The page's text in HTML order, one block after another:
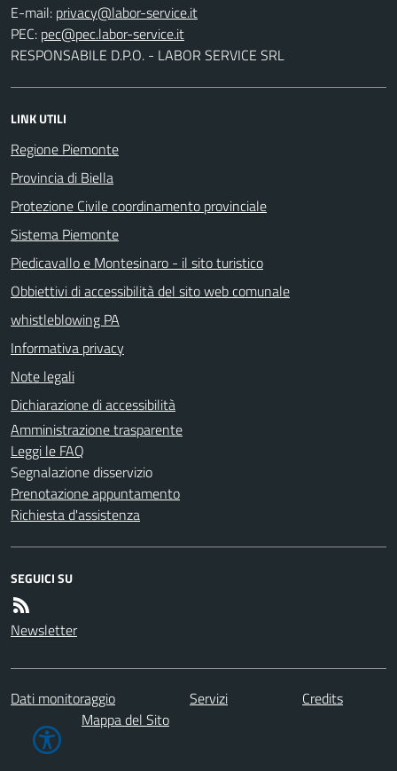
E-mail:
PEC:
RESPONSABILE D.P.O. - LABOR SERVICE SRL
LINK UTILI
Regione Piemonte
Provincia di Biella
Protezione Civile coordinamento provinciale
Sistema Piemonte
Piedicavallo e Montesinaro - il sito turistico
Obbiettivi di accessibilità del sito web comunale
whistleblowing PA
Informativa privacy
Note legali
Dichiarazione di accessibilità
Amministrazione trasparente
Leggi le FAQ
Segnalazione disservizio
Prenotazione appuntamento
Richiesta d'assistenza
SEGUICI SU
Newsletter
Dati monitoraggio Servizi
Credits
Mappa del Sito